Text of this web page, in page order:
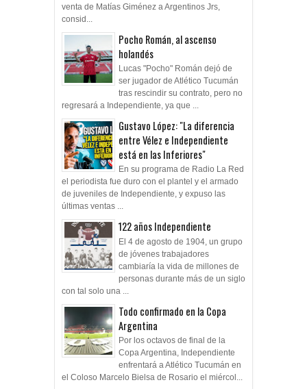
venta de Matías Giménez a Argentinos Jrs,
consid...
Pocho Román, al ascenso
holandés
Lucas "Pocho" Román dejó de
ser jugador de Atlético Tucumán
tras rescindir su contrato, pero no
regresará a Independiente, ya que ...
Gustavo López: "La diferencia
entre Vélez e Independiente
está en las Inferiores"
En su programa de Radio La Red
el periodista fue duro con el plantel y el armado
de juveniles de Independiente, y expuso las
últimas ventas ...
122 años Independiente
El 4 de agosto de 1904, un grupo
de jóvenes trabajadores
cambiaría la vida de millones de
personas durante más de un siglo
con tal solo una ...
Todo confirmado en la Copa
Argentina
Por los octavos de final de la
Copa Argentina, Independiente
enfrentará a Atlético Tucumán en
el Coloso Marcelo Bielsa de Rosario el miércol...